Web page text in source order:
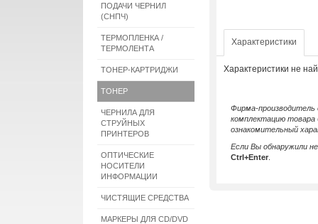
ПОДАЧИ ЧЕРНИЛ
(СНПЧ)
ТЕРМОПЛЕНКА /
ТЕРМОЛЕНТА
ТОНЕР-КАРТРИДЖИ
ТОНЕР
ЧЕРНИЛА ДЛЯ
СТРУЙНЫХ
ПРИНТЕРОВ
ОПТИЧЕСКИЕ
НОСИТЕЛИ
ИНФОРМАЦИИ
ЧИСТЯЩИЕ СРЕДСТВА
МАРКЕРЫ ДЛЯ CD/DVD
Характеристики
Характеристики не
Фирма-производитель
комплектацию товара
ознакомительный
Если Вы обнаружили
Ctrl+Enter